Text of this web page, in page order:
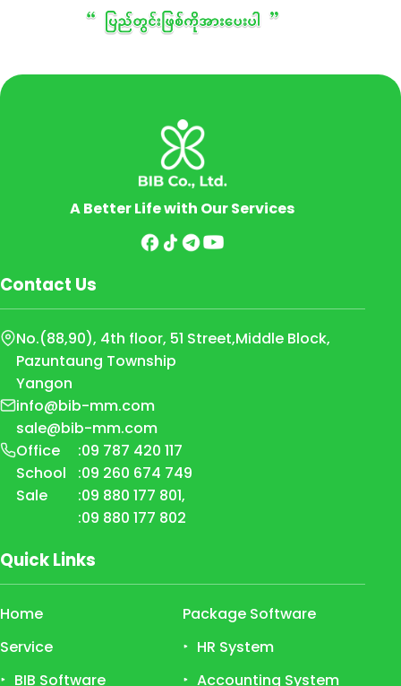
A Better Life with Our Services
Contact Us
No.(88,90), 4th floor, 51 Street,Middle Block,
Pazuntaung Township
Yangon
info@bib-mm.com
sale@bib-mm.com
Office
:09 787 420 117
School
:09 260 674 749
Sale
:09 880 177 801,
:09 880 177 802
Quick Links
Home
Service
BIB Software
Package Software
HR System
Accounting System